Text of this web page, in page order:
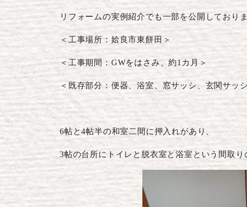
リフォームの実例紹介でも一部を公開しておりま
＜工事場所：姶良市東餅田＞
＜工事期間：GWをはさみ、約1カ月＞
＜既存部分：便器、浴室、窓サッシ、玄関サッ
6帖と4帖半の和室二間に押入れがあり、
3帖の台所にトイレと脱衣室と浴室という間取り